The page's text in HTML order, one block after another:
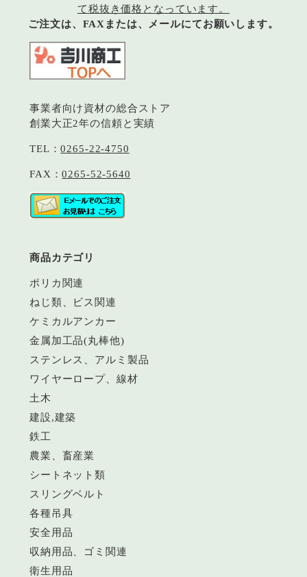
て税抜き価格となっています。
ご注文は、FAXまたは、メールにてお願いします。
事業者向け資材の総合ストア
創業大正2年の信頼と実績
TEL：0265-22-4750
FAX：0265-52-5640
商品カテゴリ
ポリカ関連
ねじ類、ビス関連
ケミカルアンカー
金属加工品(丸棒他)
ステンレス、アルミ製品
ワイヤーロープ、線材
土木
建設,建築
鉄工
農業、畜産業
シートネット類
スリングベルト
各種吊具
安全用品
収納用品、ゴミ関連
衛生用品